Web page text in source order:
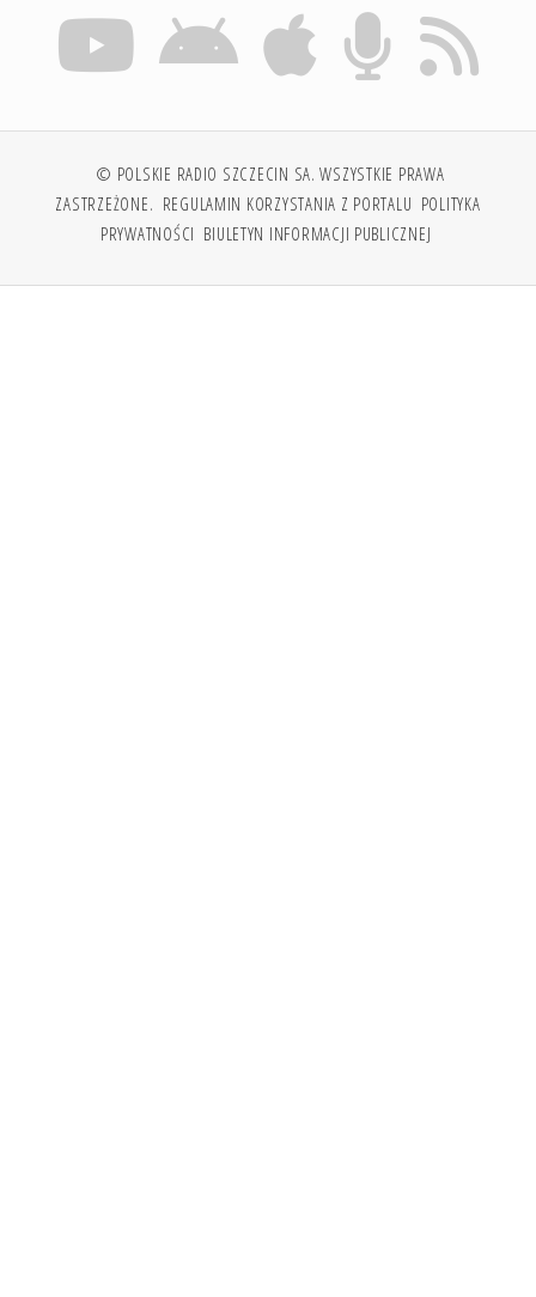
© POLSKIE RADIO SZCZECIN SA. WSZYSTKIE PRAWA
ZASTRZEŻONE. REGULAMIN KORZYSTANIA Z PORTALU POLITYKA
PRYWATNOŚCI BIULETYN INFORMACJI PUBLICZNEJ